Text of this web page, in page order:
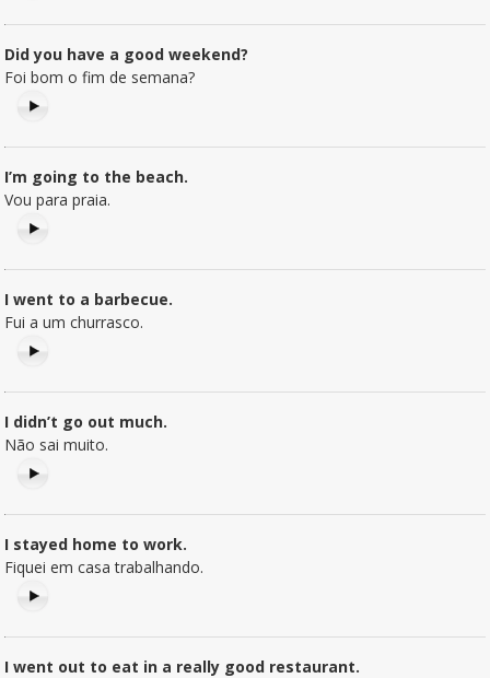
Did you have a good weekend?
Foi bom o fim de semana?
I’m going to the beach.
Vou para praia.
I went to a barbecue.
Fui a um churrasco.
I didn’t go out much.
Não sai muito.
I stayed home to work.
Fiquei em casa trabalhando.
I went out to eat in a really good restaurant.